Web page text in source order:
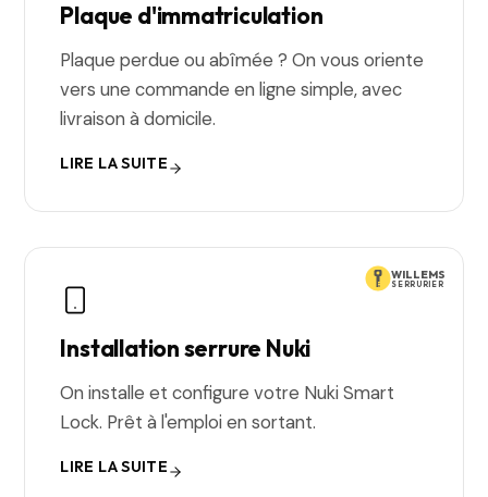
Plaque d'immatriculation
Plaque perdue ou abîmée ? On vous oriente
vers une commande en ligne simple, avec
livraison à domicile.
LIRE LA SUITE
WILLEMS
SERRURIER
Installation serrure Nuki
On installe et configure votre Nuki Smart
Lock. Prêt à l'emploi en sortant.
LIRE LA SUITE